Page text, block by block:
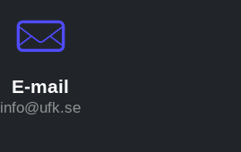
E-mail
info@ufk.se